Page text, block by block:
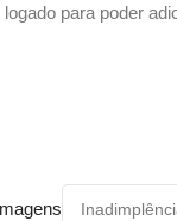
para poder